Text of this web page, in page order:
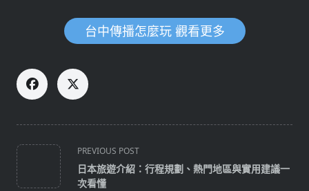
台中傳播怎麼玩 觀看更多
<span
class="nav-
subtitle
PREVIOUS POST
日本旅遊介紹：行程規劃、熱門地區與實用建議一
次看懂